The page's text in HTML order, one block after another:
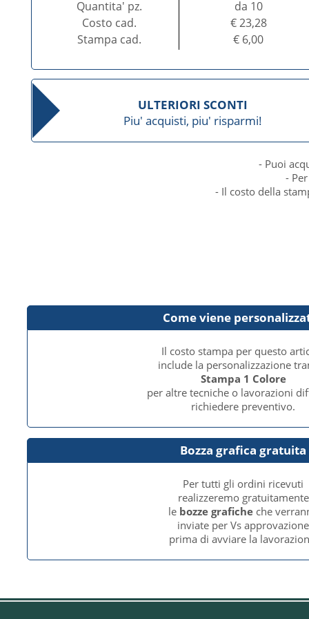
Quantita' pz.
Costo cad.
Stampa cad.
da 10
€ 23,28
€ 6,00
ULTERIORI SCONTI
Piu' acquisti, piu' risparmi!
- Puoi
-
- Il costo della
Come viene
Il costo stampa per questo
include la personalizzazione
Stampa 1 Colore
per altre tecniche o lavorazioni
richiedere preventivo.
Bozza grafica gratuita
Per tutti gli ordini ricevuti
realizzeremo gratuitamente
le bozze graficheche
inviate per Vs approvazione
prima di avviare la